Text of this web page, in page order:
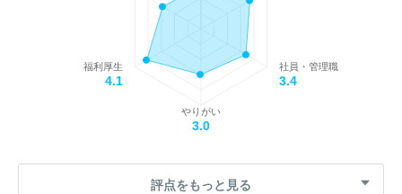
社員・管理職
3.4
やりがい
3.0
福利厚生
4.1
評点をもっと見る